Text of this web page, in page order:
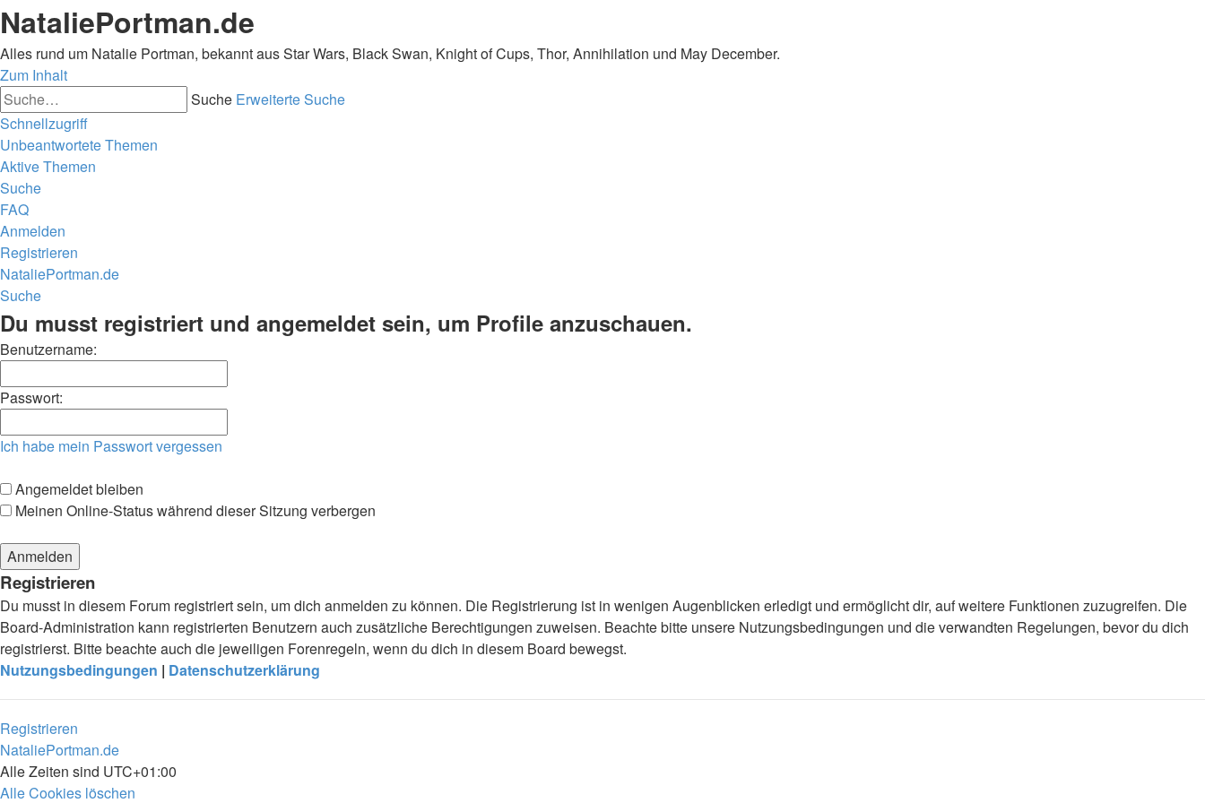
NataliePortman.de
Alles rund um Natalie Portman, bekannt aus Star Wars, Black Swan, Knight of Cups, Thor, Annihilation und May December.
Zum Inhalt
Suche Erweiterte Suche
Schnellzugriff
Unbeantwortete Themen
Aktive Themen
Suche
FAQ
Anmelden
Registrieren
NataliePortman.de
Suche
Du musst registriert und angemeldet sein, um Profile anzuschauen.
Benutzername:
Passwort:
Ich habe mein Passwort vergessen
Angemeldet bleiben
Meinen Online-Status während dieser Sitzung verbergen
Registrieren
Du musst in diesem Forum registriert sein, um dich anmelden zu können. Die Registrierung ist in wenigen Augenblicken erledigt und ermöglicht dir, auf weitere Funktionen zuzugreifen. Die
Board-Administration kann registrierten Benutzern auch zusätzliche Berechtigungen zuweisen. Beachte bitte unsere Nutzungsbedingungen und die verwandten Regelungen, bevor du dich
registrierst. Bitte beachte auch die jeweiligen Forenregeln, wenn du dich in diesem Board bewegst.
Nutzungsbedingungen | Datenschutzerklärung
Registrieren
NataliePortman.de
Alle Zeiten sind UTC+01:00
Alle Cookies löschen